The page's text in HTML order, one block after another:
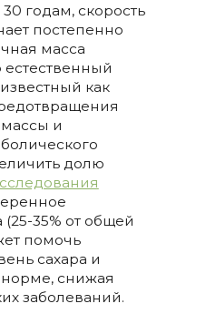
годам, скорость
постепенно
масса
как
и
долю
35% от общей
помочь
сахара и
снижая
заболеваний.